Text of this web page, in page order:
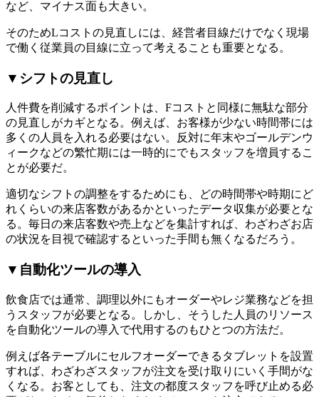
など、マイナス面も大きい。
そのためLコストの見直しには、経営者目線だけでなく現場
で働く従業員の目線に立って考えることも重要となる。
▼シフトの見直し
人件費を削減するポイントは、Fコストと同様に無駄な部分
の見直しがカギとなる。例えば、お客様が少ない時間帯には
多くの人員を入れる必要はない。反対に年末やゴールデンウ
ィークなどの繁忙期には一時的にでもスタッフを増員するこ
とが必要だ。
適切なシフトの調整をするためにも、どの時間帯や時期にど
れくらいの来店客数があるかといったデータ収集が必要とな
る。毎日の来店客数や売上などを集計すれば、わざわざお店
の状況を目視で確認するといった手間も無くなるだろう。
▼自動化ツールの導入
飲食店では通常、調理以外にもオーダーやレジ業務などを担
うスタッフが必要となる。しかし、そうした人員のリソース
を自動化ツールの導入で代用するのもひとつの方法だ。
例えば各テーブルにセルフオーダーできるタブレットを設置
すれば、わざわざスタッフが注文を受け取りにいく手間がな
くなる。お客としても、注文の都度スタッフを呼び止める必